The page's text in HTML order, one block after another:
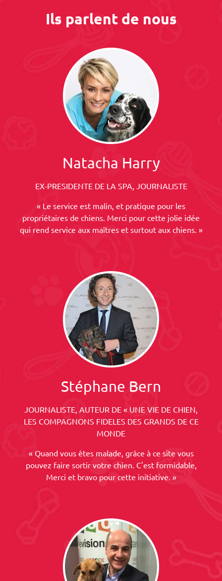
Ils parlent de nous
Natacha Harry
EX-PRESIDENTE DE LA SPA, JOURNALISTE
« Le service est malin, et pratique pour les
propriétaires de chiens. Merci pour cette jolie idée
qui rend service aux maîtres et surtout aux chiens. »
Stéphane Bern
JOURNALISTE, AUTEUR DE « UNE VIE DE CHIEN,
LES COMPAGNONS FIDELES DES GRANDS DE CE
MONDE
« Quand vous êtes malade, grâce à ce site vous
pouvez faire sortir votre chien. C'est formidable,
Merci et bravo pour cette initiative. »